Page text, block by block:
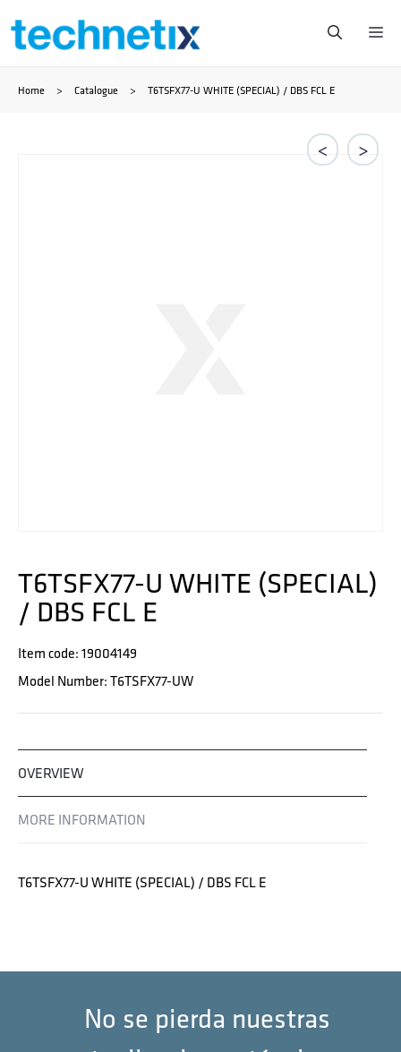
Saltar
contenido
Home > Catalogue > T6TSFX77-U WHITE (SPECIAL) / DBS FCL E
< >
T6TSFX77-U WHITE (SPECIAL)
/ DBS FCL E
Item code: 19004149
Model Number: T6TSFX77-UW
OVERVIEW
MORE INFORMATION
T6TSFX77-U WHITE (SPECIAL) / DBS FCL E
No se pierda nuestras